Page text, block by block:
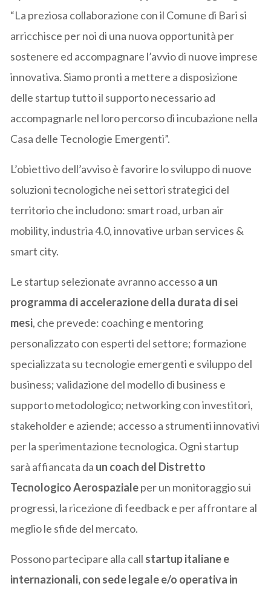
“La preziosa collaborazione con il Comune di Bari si
arricchisce per noi di una nuova opportunità per
sostenere ed accompagnare l’avvio di nuove imprese
innovativa. Siamo pronti a mettere a disposizione
delle startup tutto il supporto necessario ad
accompagnarle nel loro percorso di incubazione nella
Casa delle Tecnologie Emergenti”.
L’obiettivo dell’avviso è favorire lo sviluppo di nuove
soluzioni tecnologiche nei settori strategici del
territorio che includono: smart road, urban air
mobility, industria 4.0, innovative urban services &
smart city.
Le startup selezionate avranno accessoa un
programma di accelerazione della durata di sei
mesi, che prevede: coaching e mentoring
personalizzato con esperti del settore; formazione
specializzata su tecnologie emergenti e sviluppo del
business; validazione del modello di business e
supporto metodologico; networking con investitori,
stakeholder e aziende; accesso a strumenti innovativi
per la sperimentazione tecnologica. Ogni startup
sarà affiancata da un coach del Distretto
Tecnologico Aerospazialeper un monitoraggio sui
progressi, la ricezione di feedback e per affrontare al
meglio le sfide del mercato.
Possono partecipare alla call startup italiane e
internazionali, con sede legale e/o operativa in